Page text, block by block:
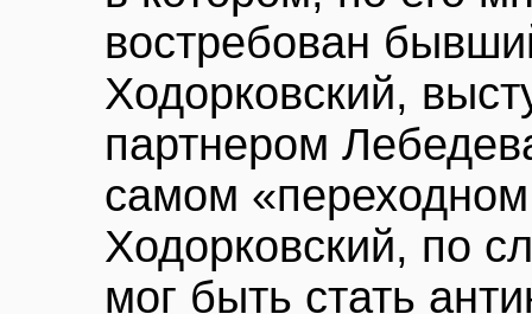
востребован
Ходорковский,
партнером
самом «переходном
Ходорковский, по
мог быть стать